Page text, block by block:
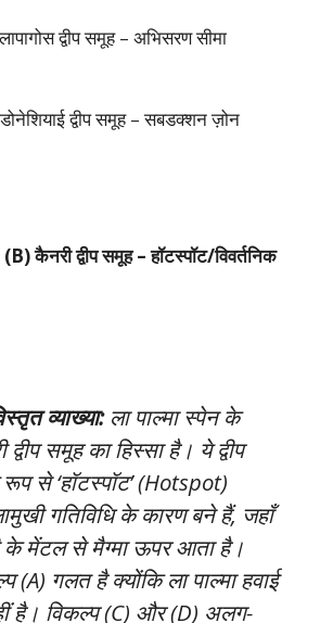
द्वीप समूह – अभिसरण सीमा
द्वीप समूह – सबडक्शन ज़ोन
(B) कैनरी द्वीप समूह – हॉटस्पॉट/विवर्तनिक
व्याख्या:ला पाल्मा स्पेन के
द्वीप समूह का हिस्सा है। ये द्वीप
से ‘हॉटस्पॉट’ (Hotspot)
गतिविधि के कारण बने हैं, जहाँ
के मेंटल से मैग्मा ऊपर आता है।
(A) गलत है क्योंकि ला पाल्मा हवाई
है। विकल्प (C) और (D) अलग-